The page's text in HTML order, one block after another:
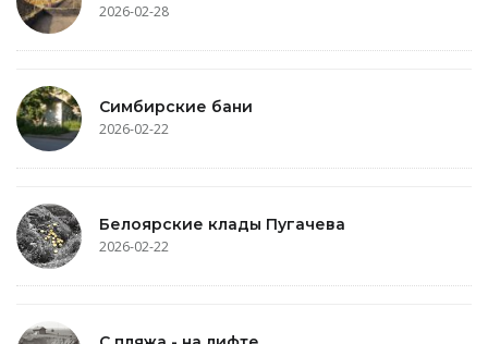
2026-02-28
Симбирские бани
2026-02-22
Белоярские клады Пугачева
2026-02-22